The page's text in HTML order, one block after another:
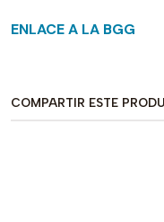
ENLACE A LA BGG
COMPARTIR ESTE